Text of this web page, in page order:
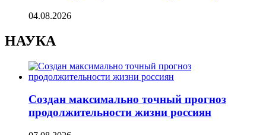
04.08.2026
НАУКА
Создан максимально точный прогноз
продолжительности жизни россиян